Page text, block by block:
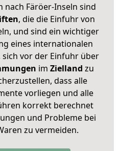
Färöer-Inseln sind
, die die Einfuhr von
und sind ein wichtiger
eines internationalen
sich vor der Einfuhr über
im Zielland zu
dass alle
vorliegen und alle
korrekt berechnet
und Probleme bei
zu vermeiden.